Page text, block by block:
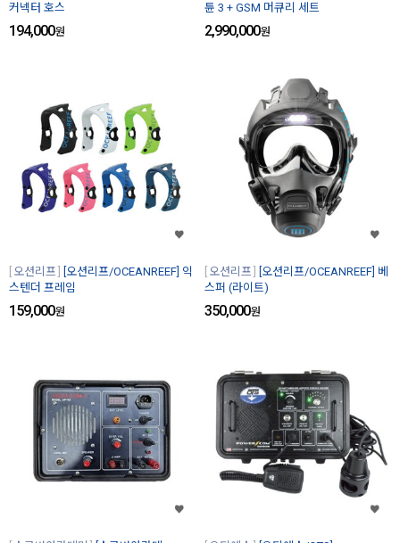
커넥터 호스
194,000원
튠 3 + GSM 머큐리 세트
2,990,000원
오션리프
[오션리프/OCEANREEF] 익
스텐더 프레임
159,000원
오션리프
[오션리프/OCEANREEF] 베
스퍼 (라이트)
350,000원